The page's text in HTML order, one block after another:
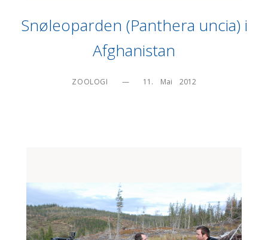
Snøleoparden (Panthera uncia) i
Afghanistan
ZOOLOGI — 11.    Mai    2012